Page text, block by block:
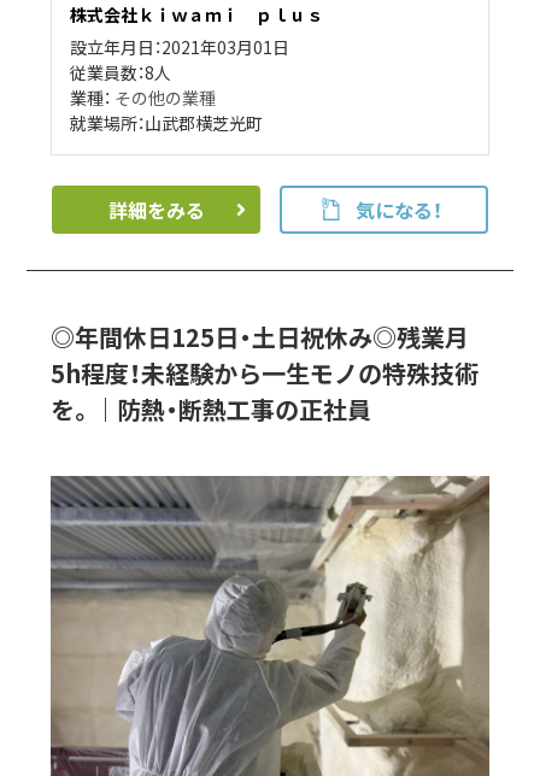
株式会社ｋｉｗａｍｉ ｐｌｕｓ
設立年月日：2021年03月01日
従業員数：8人
業種： その他の業種
就業場所：山武郡横芝光町
詳細をみる 気になる！
◎年間休日125日・土日祝休み◎残業月
5h程度！未経験から一生モノの特殊技術
を。｜防熱・断熱工事の正社員